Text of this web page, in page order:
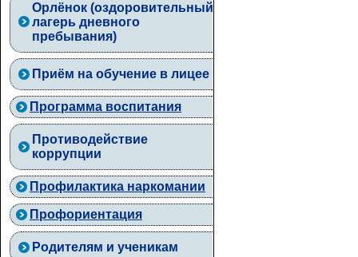
Орлёнок (оздоровительный
лагерь дневного
пребывания)
Приём на обучение в лицее
Программа воспитания
Противодействие
коррупции
Профилактика наркомании
Профориентация
Родителям и ученикам